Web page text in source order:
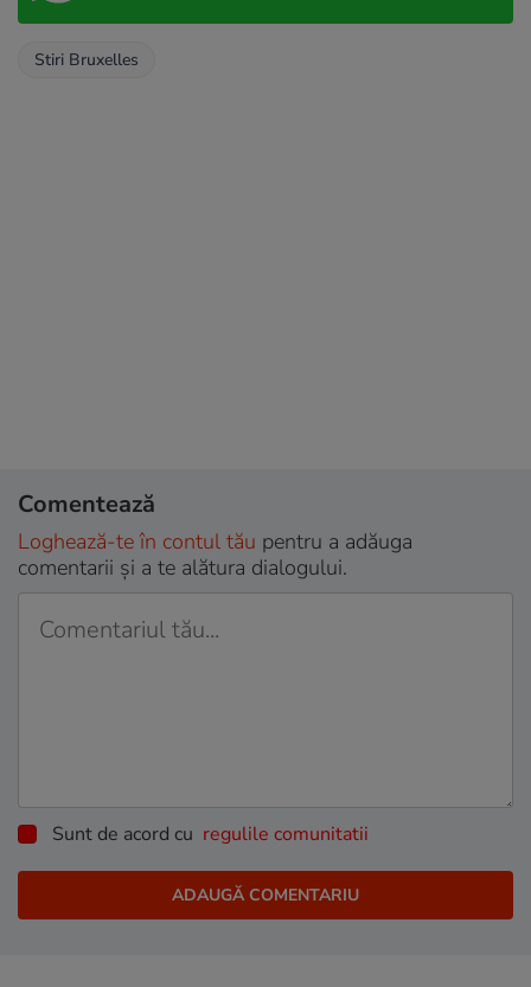
Stiri Bruxelles
Comentează
Loghează-te în contul tău pentru a adăuga
comentarii și a te alătura dialogului.
Sunt de acord cu regulile comunitatii